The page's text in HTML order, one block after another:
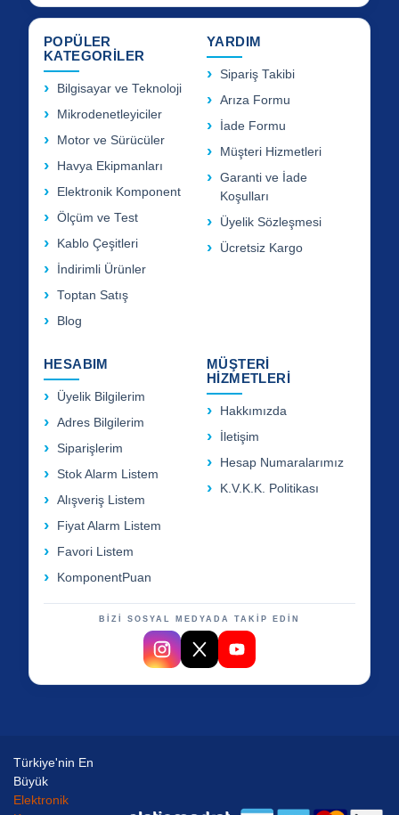
POPÜLER
KATEGORİLER
Bilgisayar ve Teknoloji
Mikrodenetleyiciler
Motor ve Sürücüler
Havya Ekipmanları
Elektronik Komponent
Ölçüm ve Test
Kablo Çeşitleri
İndirimli Ürünler
Toptan Satış
Blog
YARDIM
Sipariş Takibi
Arıza Formu
İade Formu
Müşteri Hizmetleri
Garanti ve İade
Koşulları
Üyelik Sözleşmesi
Ücretsiz Kargo
HESABIM
Üyelik Bilgilerim
Adres Bilgilerim
Siparişlerim
Stok Alarm Listem
Alışveriş Listem
Fiyat Alarm Listem
Favori Listem
KomponentPuan
MÜŞTERİ
HİZMETLERİ
Hakkımızda
İletişim
Hesap Numaralarımız
K.V.K.K. Politikası
BİZİ SOSYAL MEDYADA TAKİP EDİN
Türkiye'nin En
Büyük
Elektronik